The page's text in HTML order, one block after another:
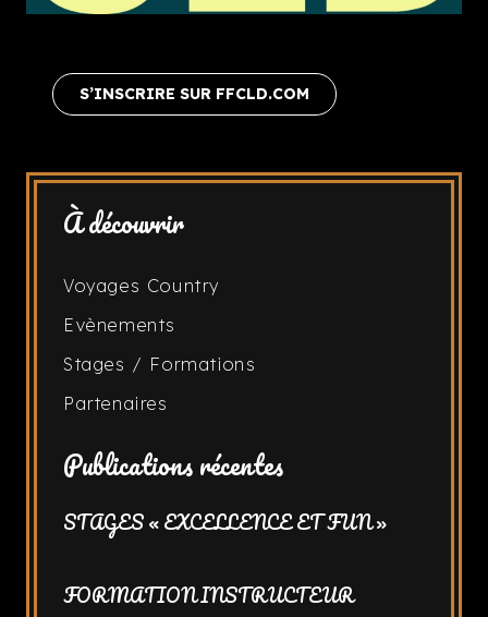
S’INSCRIRE SUR FFCLD.COM
À découvrir
Voyages Country
Evènements
Stages / Formations
Partenaires
Publications récentes
STAGES « EXCELLENCE ET FUN »
FORMATION INSTRUCTEUR